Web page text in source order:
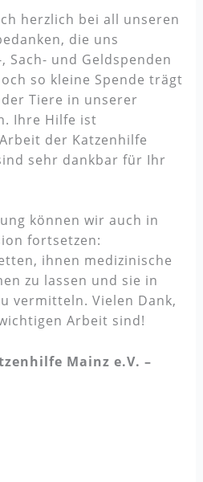
herzlich bei all unseren
die uns
Sach- und Geldspenden
so kleine Spende trägt
Tiere in unserer
Ihre Hilfe ist
der Katzenhilfe
sehr dankbar für Ihr
können wir auch in
fortsetzen:
ihnen medizinische
zu lassen und sie in
vermitteln. Vielen Dank,
Arbeit sind!
Mainz e.V. –